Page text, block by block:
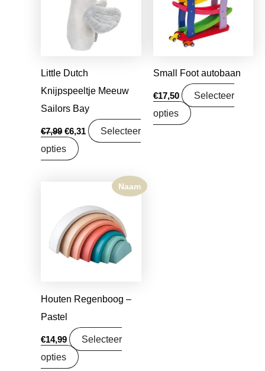
Little Dutch
Knijpspeeltje Meeuw
Sailors Bay
€7,99 €6,31
Selecteer
opties
Small Foot autobaan
€17,50
Selecteer
opties
Naam
Houten Regenboog –
Pastel
€14,99
Selecteer
opties